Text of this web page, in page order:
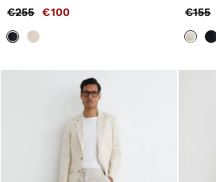
Holiday
All Women's Outlet
Dresses
Tops & T-Shirts
Jumpsuits & Playsuits
Trousers
Suits & Tailoring
Blazers
de l'air
€255 €100 €155